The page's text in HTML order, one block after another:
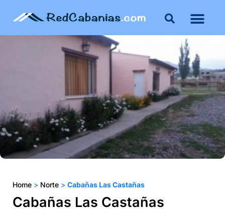
Home > Norte > Cabañas Las Castañas
Cabañas Las Castañas